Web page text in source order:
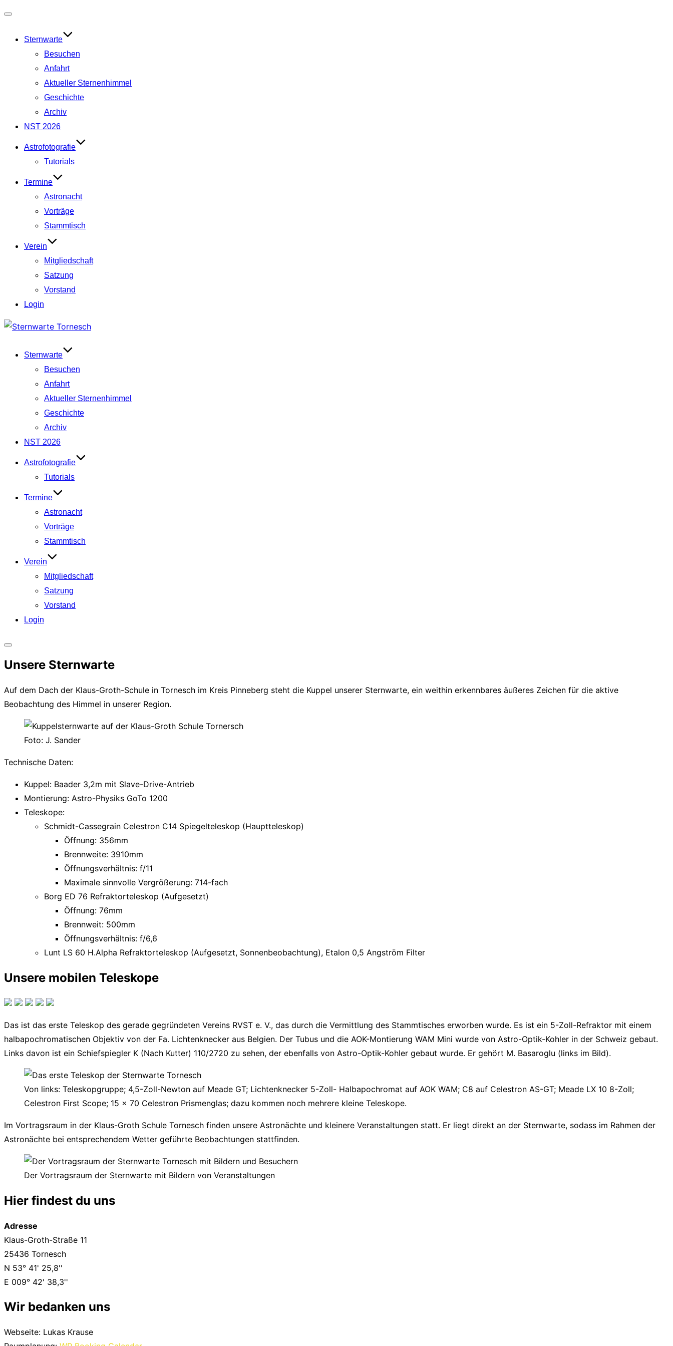
umschalten
Sternwarte
Besuchen
Anfahrt
Aktueller Sternenhimmel
Geschichte
Archiv
NST 2026
Astrofotografie
Tutorials
Termine
Astronacht
Vorträge
Stammtisch
Verein
Mitgliedschaft
Satzung
Vorstand
Login
Zum
springenSternwarte
Besuchen
Anfahrt
Aktueller Sternenhimmel
Geschichte
Archiv
NST 2026
Astrofotografie
Tutorials
Termine
Astronacht
Vorträge
Stammtisch
Verein
Mitgliedschaft
Satzung
Vorstand
Login
&
umschalten
Unsere Sternwarte
Auf dem Dach der Klaus-Groth-Schule in Tornesch im Kreis Pinneberg steht die Kuppel unserer Sternwarte, ein weithin erkennbares äußeres Zeichen für die aktive
Beobachtung des Himmel in unserer Region.
Foto: J. Sander
Technische Daten:
Kuppel: Baader 3,2m mit Slave-Drive-Antrieb
Montierung: Astro-Physiks GoTo 1200
Teleskope:
Schmidt-Cassegrain Celestron C14 Spiegelteleskop (Hauptteleskop)
Öffnung: 356mm
Brennweite: 3910mm
Öffnungsverhältnis: f/11
Maximale sinnvolle Vergrößerung: 714-fach
Borg ED 76 Refraktorteleskop (Aufgesetzt)
Öffnung: 76mm
Brennweit: 500mm
Öffnungsverhältnis: f/6,6
Lunt LS 60 H.Alpha Refraktorteleskop (Aufgesetzt, Sonnenbeobachtung), Etalon 0,5 Angström Filter
Unsere mobilen Teleskope
Das ist das erste Teleskop des gerade gegründeten Vereins RVST e. V., das durch die Vermittlung des Stammtisches erworben wurde. Es ist ein 5-Zoll-Refraktor mit einem
halbapochromatischen Objektiv von der Fa. Lichtenknecker aus Belgien. Der Tubus und die AOK-Montierung WAM Mini wurde von Astro-Optik-Kohler in der Schweiz gebaut.
Links davon ist ein Schiefspiegler K (Nach Kutter) 110/2720 zu sehen, der ebenfalls von Astro-Optik-Kohler gebaut wurde. Er gehört M. Basaroglu (links im Bild).
Von links: Teleskopgruppe; 4,5-Zoll-Newton auf Meade GT; Lichtenknecker 5-Zoll- Halbapochromat auf AOK WAM; C8 auf Celestron AS-GT; Meade LX 10 8-Zoll;
Celestron First Scope; 15 x 70 Celestron Prismenglas; dazu kommen noch mehrere kleine Teleskope.
Im Vortragsraum in der Klaus-Groth Schule Tornesch finden unsere Astronächte und kleinere Veranstaltungen statt. Er liegt direkt an der Sternwarte, sodass im Rahmen der
Astronächte bei entsprechendem Wetter geführte Beobachtungen stattfinden.
Der Vortragsraum der Sternwarte mit Bildern von Veranstaltungen
Hier findest du uns
Adresse
Klaus-Groth-Straße 11
25436 Tornesch
N 53° 41' 25,8''
E 009° 42' 38,3''
Wir bedanken uns
Webseite: Lukas Krause